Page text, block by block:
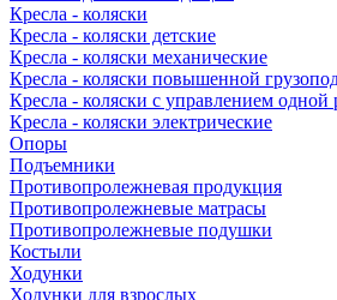
Кресла - коляски
Кресла - коляски детские
Кресла - коляски механические
Кресла - коляски повышенной
Кресла - коляски с управлением одной
Кресла - коляски электрические
Опоры
Подъемники
Противопролежневая продукция
Противопролежневые матрасы
Противопролежневые подушки
Костыли
Ходунки
Ходунки для взрослых